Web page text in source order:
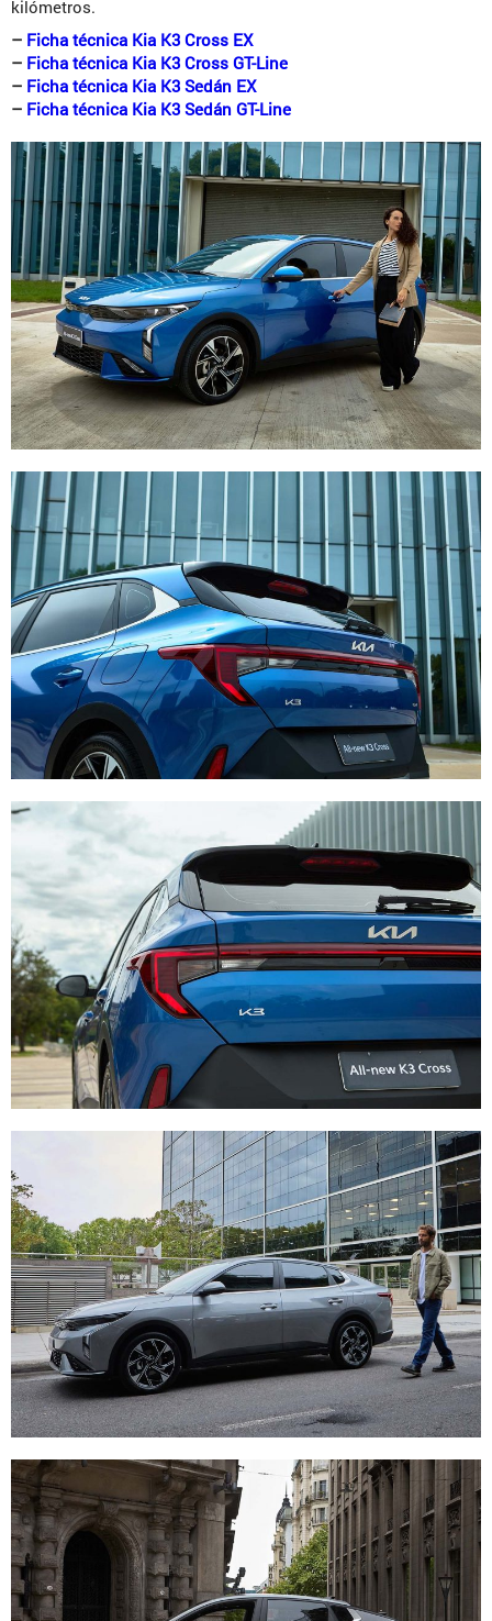
kilómetros.
– Ficha técnica Kia K3 Cross EX
– Ficha técnica Kia K3 Cross GT-Line
– Ficha técnica Kia K3 Sedán EX
– Ficha técnica Kia K3 Sedán GT-Line